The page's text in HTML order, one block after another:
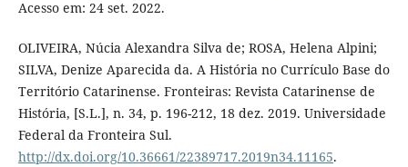
Acesso em: 24 set. 2022.
OLIVEIRA, Núcia Alexandra Silva de; ROSA, Helena Alpini;
SILVA, Denize Aparecida da. A História no Currículo Base do
Território Catarinense. Fronteiras: Revista Catarinense de
História, [S.L.], n. 34, p. 196-212, 18 dez. 2019. Universidade
Federal da Fronteira Sul.
http://dx.doi.org/10.36661/22389717.2019n34.11165.